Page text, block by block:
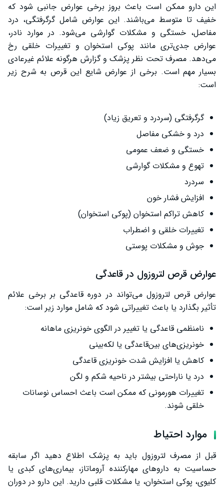
این دارو ممکن است باعث بروز برخی عوارض جانبی شود که
خفیف تا متوسط می‌باشند. این عوارض شامل گرگرفتگی، درد
مفاصل، خستگی و مشکلات گوارشی می‌شود. در موارد نادر،
عوارض جدی‌تری مانند پوکی استخوان و تغییرات خلقی رخ
می‌دهد. مصرف تحت نظر پزشک و گزارش هرگونه علائم غیرعادی
بسیار مهم است. برخی از عوارض شایع این قرص به شرح زیر
است:
گرگرفتگی (سردرد و تعریق زیاد)
درد و خشکی مفاصل
خستگی و ضعف عمومی
تهوع و مشکلات گوارشی
سردرد
افزایش فشار خون
کاهش تراکم استخوان (پوکی استخوان)
تغییرات خلقی و اضطراب
جوش و مشکلات پوستی
عوارض قرص لتروزول در قاعدگی
عوارض قرص لتروزول می‌تواند در دوره قاعدگی بر برخی علائم
تأثیر بگذارد یا باعث تغییراتی شود که شامل موارد زیر است:
نامنظمی قاعدگی یا تغییر در الگوی خونریزی ماهانه
خونریزی‌های بین‌قاعدگی یا لکه‌بینی
کاهش یا افزایش شدت خونریزی قاعدگی
درد یا ناراحتی بیشتر در ناحیه شکم و لگن
تغییرات هورمونی که ممکن است باعث احساس نوسانات
خلقی شوند.
موارد احتیاط
قبل از مصرف لتروزول باید به پزشک اطلاع دهید اگر سابقه
حساسیت به داروهای مهارکننده آروماتاز، بیماری‌های کبدی یا
کلیوی، پوکی استخوان، یا مشکلات قلبی دارید. این دارو در دوران